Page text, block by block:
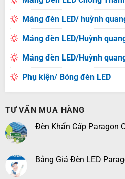
Máng đèn LED/ huỳnh
Máng đèn LED/Huỳnh
Máng đèn LED/Huỳnh
Phụ kiện/ Bóng đèn LED
TƯ VẤN MUA HÀNG
Đèn Khẩn Cấp Paragon
Bảng Giá Đèn LED